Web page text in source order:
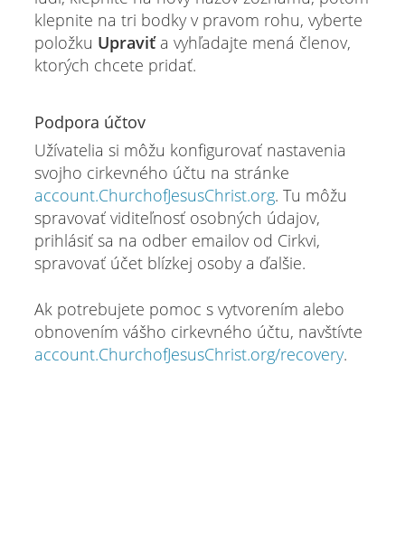
klepnite na tri bodky v pravom rohu, vyberte
položku Upraviťa vyhľadajte mená členov,
ktorých chcete pridať.
Podpora účtov
Užívatelia si môžu konfigurovať nastavenia
svojho cirkevného účtu na stránke
account.ChurchofJesusChrist.org. Tu môžu
spravovať viditeľnosť osobných údajov,
prihlásiť sa na odber emailov od Cirkvi,
spravovať účet blízkej osoby a ďalšie.
Ak potrebujete pomoc s vytvorením alebo
obnovením vášho cirkevného účtu, navštívte
account.ChurchofJesusChrist.org/recovery.